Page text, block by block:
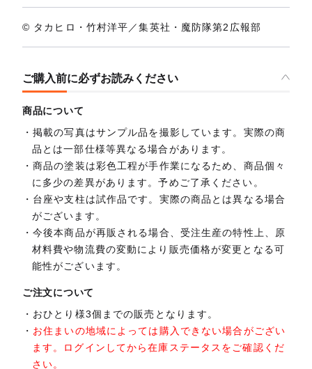
© タカヒロ・竹村洋平／集英社・魔防隊第2広報部
ご購入前に必ずお読みください
商品について
掲載の写真はサンプル品を撮影しています。実際の商
品とは一部仕様等異なる場合があります。
商品の塗装は彩色工程が手作業になるため、商品個々
に多少の差異があります。予めご了承ください。
台座や支柱は試作品です。実際の商品とは異なる場合
がございます。
今後本商品が再販される場合、受注生産の特性上、原
材料費や物流費の変動により販売価格が変更となる可
能性がございます。
ご注文について
おひとり様3個までの販売となります。
お住まいの地域によっては購入できない場合がござい
ます。ログインしてから在庫ステータスをご確認くだ
さい。